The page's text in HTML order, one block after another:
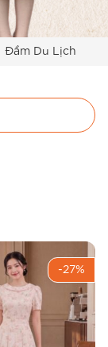
Đầm Du Lịch
-27%